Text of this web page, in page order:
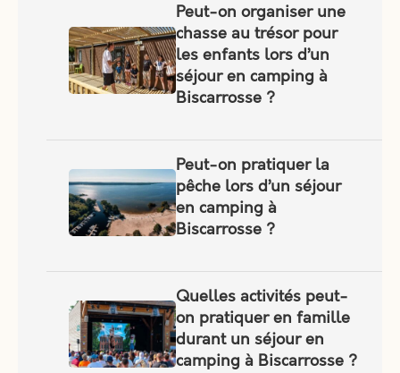
Peut-on organiser une
chasse au trésor pour
les enfants lors d’un
séjour en camping à
Biscarrosse ?
Peut-on pratiquer la
pêche lors d’un séjour
en camping à
Biscarrosse ?
Quelles activités peut-
on pratiquer en famille
durant un séjour en
camping à Biscarrosse ?